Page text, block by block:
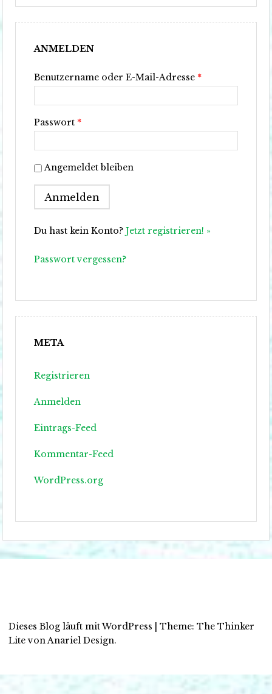
ANMELDEN
Benutzername oder E-Mail-Adresse *
Passwort *
Angemeldet bleiben
Du hast kein Konto?Jetzt registrieren! »
Passwort vergessen?
META
Registrieren
Anmelden
Eintrags-Feed
Kommentar-Feed
WordPress.org
Dieses Blog läuft mit WordPress |Theme: The Thinker
Lite vonAnariel Design.